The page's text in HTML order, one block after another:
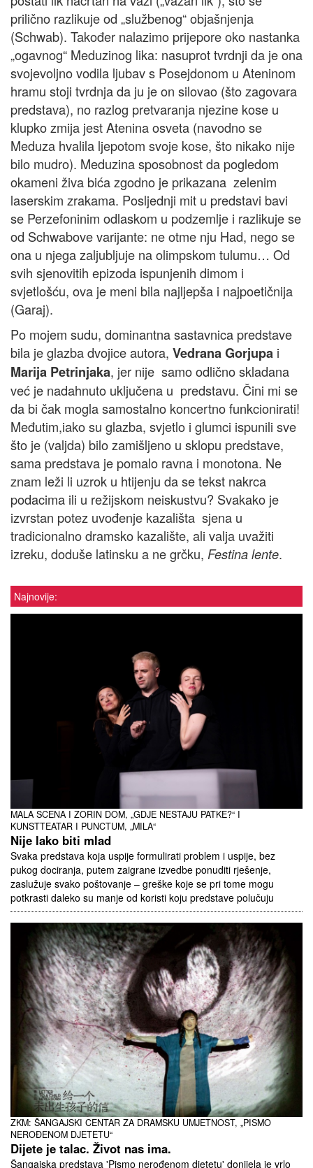
prilično razlikuje od „službenog“ objašnjenja
(Schwab). Također nalazimo prijepore oko nastanka
„ogavnog“ Meduzinog lika: nasuprot tvrdnji da je ona
svojevoljno vodila ljubav s Posejdonom u Ateninom
hramu stoji tvrdnja da ju je on silovao (što zagovara
predstava), no razlog pretvaranja njezine kose u
klupko zmija jest Atenina osveta (navodno se
Meduza hvalila ljepotom svoje kose, što nikako nije
bilo mudro). Meduzina sposobnost da pogledom
okameni živa bića zgodno je prikazana zelenim
laserskim zrakama. Posljednji mit u predstavi bavi
se Perzefoninim odlaskom u podzemlje i razlikuje se
od Schwabove varijante: ne otme nju Had, nego se
ona u njega zaljubljuje na olimpskom tulumu… Od
svih sjenovitih epizoda ispunjenih dimom i
svjetlošću, ova je meni bila najljepša i najpoetičnija
(Garaj).
Po mojem sudu, dominantna sastavnica predstave
bila je glazba dvojice autora, Vedrana Gorjupa i
Marija Petrinjaka, jer nije samo odlično skladana
već je nadahnuto uključena u predstavu. Čini mi se
da bi čak mogla samostalno koncertno funkcionirati!
Međutim,iako su glazba, svjetlo i glumci ispunili sve
što je (valjda) bilo zamišljeno u sklopu predstave,
sama predstava je pomalo ravna i monotona. Ne
znam leži li uzrok u htijenju da se tekst nakrca
podacima ili u režijskom neiskustvu? Svakako je
izvrstan potez uvođenje kazališta sjena u
tradicionalno dramsko kazalište, ali valja uvažiti
izreku, doduše latinsku a ne grčku, Festina lente.
Najnovije:
MALA SCENA I ZORIN DOM, „GDJE NESTAJU PATKE?“ I
KUNSTTEATAR I PUNCTUM, „MILA“
Nije lako biti mlad
Svaka predstava koja uspije formulirati problem i uspije, bez
pukog dociranja, putem zaigrane izvedbe ponuditi rješenje,
zaslužuje svako poštovanje – greške koje se pri tome mogu
potkrasti daleko su manje od koristi koju predstave polučuju
ZKM: ŠANGAJSKI CENTAR ZA DRAMSKU UMJETNOST, „PISMO
NEROĐENOM DJETETU“
Dijete je talac. Život nas ima.
Šangajska predstava 'Pismo nerođenom djetetu' donijela je vrlo